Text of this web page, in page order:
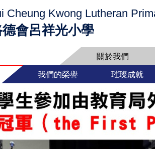
Cheung Kwong Lutheran
德會呂祥光小學
關於我們
我們的榮譽 璀璨成就